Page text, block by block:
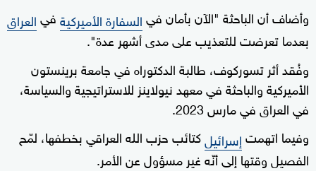
وأضاف أن الباحثة "الآن بأمان فيالسفارة الأميركيةفيالعراق
بعدما تعرضت للتعذيب على مدى أشهر عدة".
وفُقد أثر تسوركوف، طالبة الدكتوراه في جامعة برينستون
الأميركية والباحثة في معهد نيولاينز للاستراتيجية والسياسة،
في العراق في مارس 2023.
وفيما اتهمتإسرائيلكتائب حزب الله العراقي بخطفها، لمّح
الفصيل وقتها إلى أنّه غير مسؤول عن الأمر.